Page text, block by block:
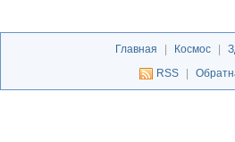
Главная Космос
RSS